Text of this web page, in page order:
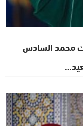
محمد السادس